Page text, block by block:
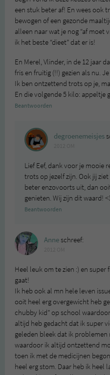
een stuk beter af! En wees ook
bewogen of een gezonde
alleen naar wat je nog “af moet
ik het beste “dieet” dat er is!
En Merel, Vlinder, in de 12 jaar
fris en fruitig (!!) gezien als nu.
Ik ben ontzettend trots op je,
En die volgende 5 kilo: appeltje
Beantwoorden
degroenemeisjes
Lief Eef, dank voor je mooie
trots op jezelf zijn. Ook jij
beter enzovoorts uit, dan
genieten. Wij zijn dit waard!
Beantwoorden
Anneschreef:
Heel leuk om te zien :) en
gaat!
Ik heb ook al mn hele leven
ooit heel erg overgewicht heb
chubby kid” op school
altijd heb gedacht dat ik super
geleden bleek dat ik
waardoor ik altijd ontzettend
toen ik met de medicijnen
heel erg stom. Daar heb ik heel